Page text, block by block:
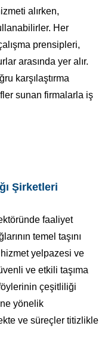
alırken,
Her
prensipleri,
arasında yer alır.
karşılaştırma
sunan firmalarla iş
Şirketleri
faaliyet
temel taşını
yelpazesi ve
ve etkili taşıma
çeşitliliği
yönelik
ve süreçler titizlikle